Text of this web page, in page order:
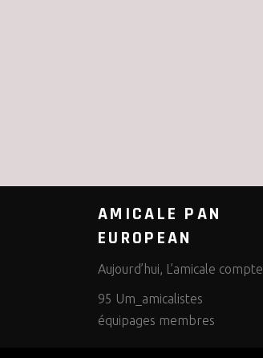
AMICALE PAN
EUROPEAN
Aujourd’hui, L’amicale compte
95 Um_amicalistes
équipages membres